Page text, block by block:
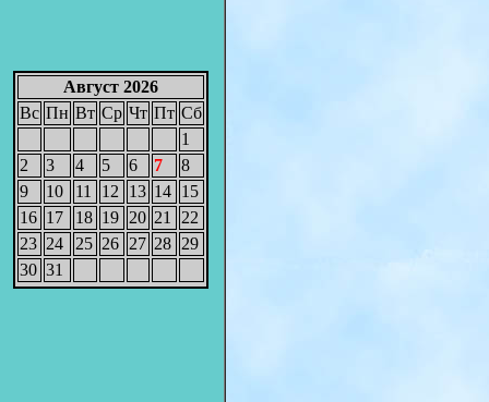
Август 2026
Вс Пн Вт Ср Чт Пт Сб
1
2
3 4 5 6 7
8
9
10 11 12 13 14 15
16 17 18 19 20 21
22
23 24 25 26 27 28 29
30 31